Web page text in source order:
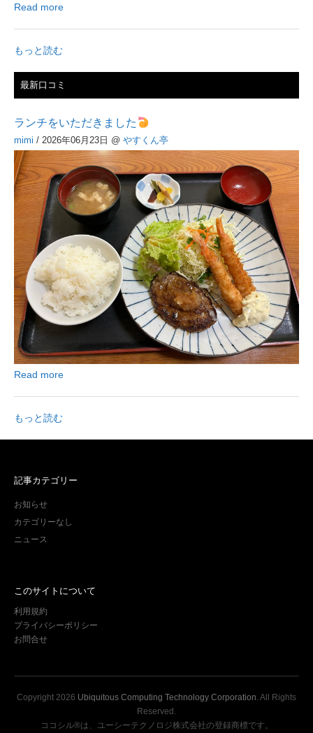
Read more
もっと読む
最新口コミ
ランチをいただきました
mimi / 2026年06月23日 @ やすくん亭
Read more
もっと読む
記事カテゴリー
お知らせ
カテゴリーなし
ニュース
このサイトについて
利用規約
プライバシーポリシー
お問合せ
Copyright 2026 Ubiquitous Computing Technology Corporation. All Rights
Reserved.
ココシル®は、ユーシーテクノロジ株式会社の登録商標です。